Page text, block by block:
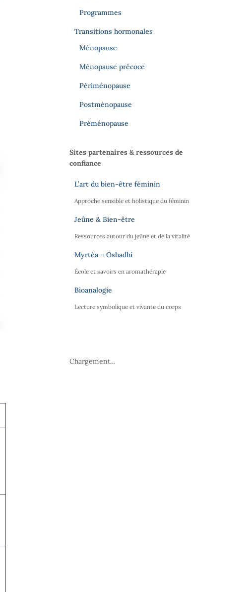
Programmes
Transitions hormonales
Ménopause
Ménopause précoce
Périménopause
Postménopause
Préménopause
Sites partenaires & ressources de
confiance
L’art du bien-être féminin
Approche sensible et holistique du féminin
Jeûne & Bien-être
Ressources autour du jeûne et de la vitalité
Myrtéa – Oshadhi
École et savoirs en aromathérapie
Bioanalogie
Lecture symbolique et vivante du corps
Chargement…